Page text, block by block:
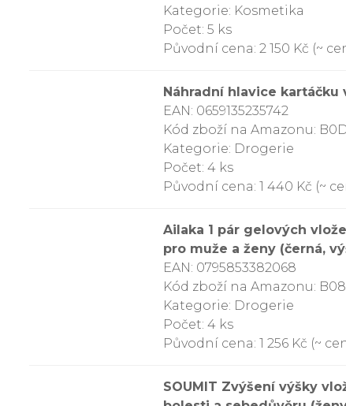
Kategorie: Kosmetika
Počet: 5 ks
Původní cena: 2 150 Kč (~
Náhradní hlavice kartáčku
EAN: 0659135235742
Kód zboží na Amazonu:
Kategorie: Drogerie
Počet: 4 ks
Původní cena: 1 440 Kč (~
Ailaka 1 pár gelových
pro muže a ženy (černá,
EAN: 0795853382068
Kód zboží na Amazonu:
Kategorie: Drogerie
Počet: 4 ks
Původní cena: 1 256 Kč (~
SOUMIT Zvýšení výšky